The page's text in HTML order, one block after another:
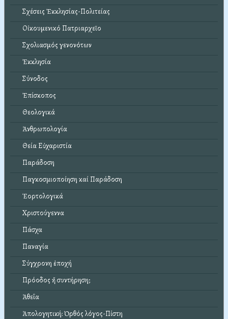
Σχέσεις Ἐκκλησίας-Πολιτείας
Οἰκουμενικό Πατριαρχεῖο
Σχολιασμός γενονότων
Ἐκκλησία
Σύνοδος
Ἐπίσκοπος
Θεολογικά
Ἀνθρωπολογία
Θεία Εὐχαριστία
Παράδοση
Παγκοσμιοποίηση καί Παράδοση
Ἑορτολογικά
Χριστούγεννα
Πάσχα
Παναγία
Σύγχρονη ἐποχή
Πρόοδος ἤ συντήρηση;
Ἀθεΐα
Ἀπολογητική: Ὀρθός λόγος-Πίστη